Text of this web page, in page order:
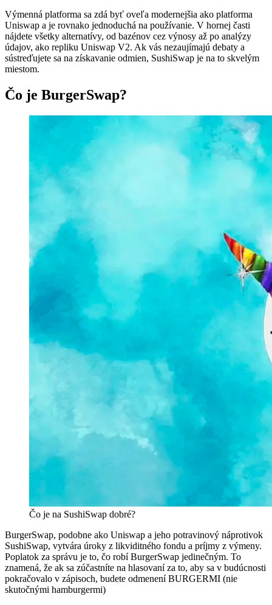
Výmenná platforma sa zdá byť oveľa modernejšia ako platforma
Uniswap a je rovnako jednoduchá na používanie. V hornej časti
nájdete všetky alternatívy, od bazénov cez výnosy až po analýzy
údajov, ako repliku Uniswap V2. Ak vás nezaujímajú debaty a
sústreďujete sa na získavanie odmien, SushiSwap je na to skvelým
miestom.
Čo je BurgerSwap?
Čo je na SushiSwap dobré?
BurgerSwap, podobne ako Uniswap a jeho potravinový náprotivok
SushiSwap, vytvára úroky z likviditného fondu a príjmy z výmeny.
Poplatok za správu je to, čo robí BurgerSwap jedinečným. To
znamená, že ak sa zúčastníte na hlasovaní za to, aby sa v budúcnosti
pokračovalo v zápisoch, budete odmenení BURGERMI (nie
skutočnými hamburgermi)